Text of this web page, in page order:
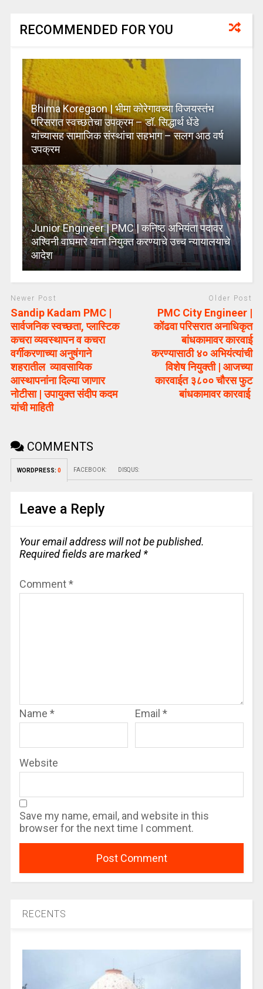
RECOMMENDED FOR YOU
Bhima Koregaon | भीमा कोरेगावच्या विजयस्तंभ
परिसरात स्वच्छतेचा उपक्रम – डॉ. सिद्धार्थ धेंडे
यांच्यासह सामाजिक संस्थांचा सहभाग – सलग आठ वर्ष
उपक्रम
Junior Engineer | PMC | कनिष्ठ अभियंता पदावर
अश्विनी वाघमारे यांना नियुक्त करण्याचे उच्च न्यायालयाचे
आदेश
Newer Post
Sandip Kadam PMC |
सार्वजनिक स्वच्छता, प्लास्टिक
कचरा व्यवस्थापन व कचरा
वर्गीकरणाच्या अनुषंगाने
शहरातील व्यावसायिक
आस्थापनांना दिल्या जाणार
नोटीसा | उपायुक्त संदीप कदम
यांची माहिती
Older Post
PMC City Engineer |
कोंढवा परिसरात अनाधिकृत
बांधकामावर कारवाई
करण्यासाठी ४० अभियंत्यांची
विशेष नियुक्ती | आजच्या
कारवाईत ३८०० चौरस फुट
बांधकामावर कारवाई
COMMENTS
WORDPRESS: 0 FACEBOOK: DISQUS:
Leave a Reply
Your email address will not be published.
Required fields are marked *
Comment*
Name * Email *
Website
Save my name, email, and website in this
browser for the next time I comment.
RECENTS